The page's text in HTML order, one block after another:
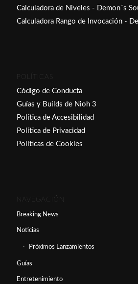
Calculadora de Niveles - Demon´s
Calculadora Rango de Invocación -
POLÍTICAS
Código de Conducta
Guías y Builds de Nioh 3
Política de Accesibilidad
Política de Privacidad
Políticas de Cookies
NAVEGACIÓN
Breaking News
Noticias
Próximos Lanzamientos
Guías
Entretenimiento